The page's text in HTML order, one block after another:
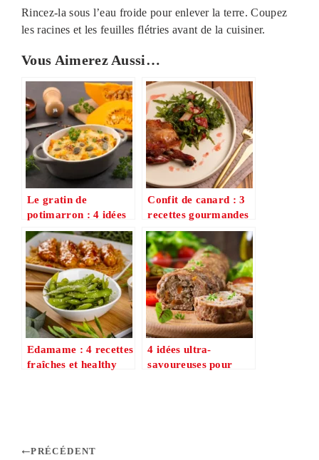
Rincez-la sous l’eau froide pour enlever la terre. Coupez
les racines et les feuilles flétries avant de la cuisiner.
Vous Aimerez Aussi…
Le gratin de
potimarron : 4 idées
gourmandes pour un
dîner rapide et
réconfortant
Confit de canard : 3
recettes gourmandes
et rapides pour le
sublimer
Edamame : 4 recettes
fraîches et healthy
4 idées ultra-
savoureuses pour
PRÉCÉDENT